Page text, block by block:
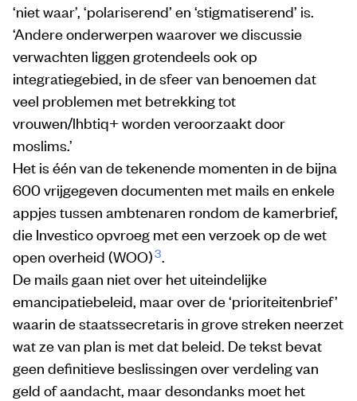
‘niet waar’, ‘polariserend’ en ‘stigmatiserend’ is.
‘Andere onderwerpen waarover we discussie
verwachten liggen grotendeels ook op
integratiegebied, in de sfeer van benoemen dat
veel problemen met betrekking tot
vrouwen/lhbtiq+ worden veroorzaakt door
moslims.’
Het is één van de tekenende momenten in de bijna
600 vrijgegeven documenten met mails en enkele
appjes tussen ambtenaren rondom de kamerbrief,
die Investico opvroeg met een verzoek op de wet
open overheid (WOO)3.
De mails gaan niet over het uiteindelijke
emancipatiebeleid, maar over de ‘prioriteitenbrief’
waarin de staatssecretaris in grove streken neerzet
wat ze van plan is met dat beleid. De tekst bevat
geen definitieve beslissingen over verdeling van
geld of aandacht, maar desondanks moet het